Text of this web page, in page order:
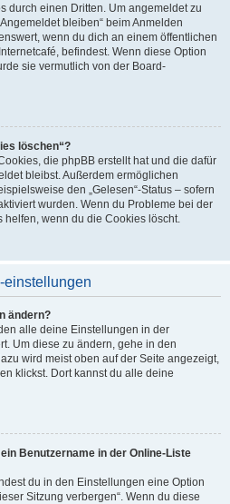
durch einen Dritten. Um angemeldet zu
bleiben“ beim Anmelden
wenn du dich an einem öffentlichen
befindest. Wenn diese Option
sie vermutlich von der Board-
löschen“?
die phpBB erstellt hat und die dafür
bleibst. Außerdem ermöglichen
den „Gelesen“-Status – sofern
wurden. Wenn du Probleme bei der
helfen, wenn du die Cookies löscht.
einstellungen
ändern?
alle deine Einstellungen in der
Um diese zu ändern, gehe in den
wird meist oben auf der Seite angezeigt,
klickst. Dort kannst du alle deine
Benutzername in der Online-Liste
du in den Einstellungen eine Option
Sitzung verbergen“. Wenn du diese